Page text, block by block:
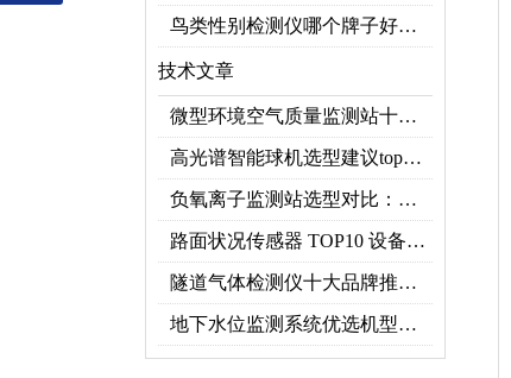
鸟类性别检测仪哪个牌子好？2026禽类性别快速鉴别设备品牌推荐
技术文章
微型环境空气质量监测站十大品牌推荐榜单（2026网格化空气监测优选）
高光谱智能球机选型建议top推荐（附参数表）
负氧离子监测站选型对比：云境天合 TH-FZ5 与天蔚 TW-FZ4 推荐
路面状况传感器 TOP10 设备推荐榜单
隧道气体检测仪十大品牌推荐榜单（2026行业TOP10）
地下水位监测系统优选机型：TH-DSW2深井地下水智能在线监测解决方案